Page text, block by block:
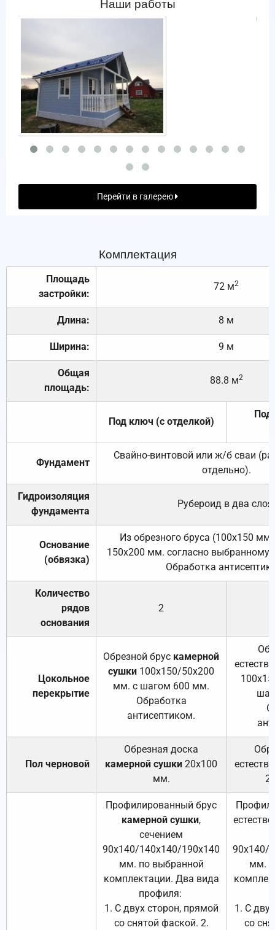
Перейти в галерею
Комплектация
Площадь
застройки:
72 м2
Длина: 8 м
Ширина: 9 м
Общая
площадь:
88.8 м2
Под ключ (с отделкой)
Под
Фундамент
Свайно-винтовой или ж/б сваи
отдельно).
Гидроизоляция
фундамента
Рубероид в два слоя.
Основание
(обвязка)
Из обрезного бруса (100х150
150х200 мм. согласно выбранному
Обработка
Количество
рядов
основания
2
Цокольное
перекрытие
Обрезной брус камерной
сушки 100х150/50х200
мм. с шагом 600 мм.
Обработка
антисептиком.
Пол черновой
Обрезная доска
камерной сушки 20х100
мм.
Профилированный брус
камерной сушки,
сечением
90х140/140х140/190х140
мм. по выбранной
комплектации. Два вида
профиля:
1. С двух сторон, прямой
со снятой фаской. 2.
90х140/
мм.
1. С
со